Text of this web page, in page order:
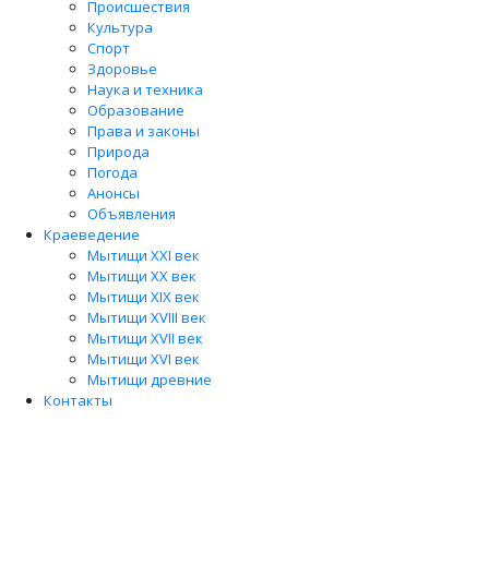
Происшествия
Культура
Спорт
Здоровье
Наука и техника
Образование
Права и законы
Природа
Погода
Анонсы
Объявления
Краеведение
Мытищи XXI век
Мытищи XX век
Мытищи XIX век
Мытищи XVIII век
Мытищи XVII век
Мытищи XVI век
Мытищи древние
Контакты